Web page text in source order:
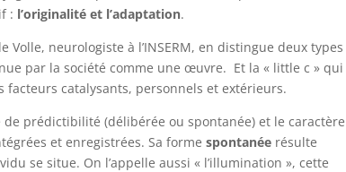
: l’originalité et l’adaptation.
neurologiste à l’INSERM, en distingue deux types
par la société comme une œuvre. Et la « little c » qui
catalysants, personnels et extérieurs.
de prédictibilité (délibérée ou spontanée) et le caractère
et enregistrées. Sa formespontanée résulte
se situe. On l’appelle aussi « l’illumination », cette